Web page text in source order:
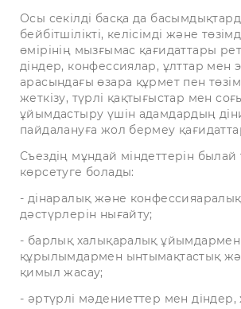
Осы секілді басқа да
бейбітшілікті, келісімді және
өмірінің мызғымас қағидаттары
діндер, конфессиялар, ұлттар мен
арасындағы өзара құрмет пен
жеткізу, түрлі қақтығыстар мен
ұйымдастыру үшін адамдардың
пайдалануға жол бермеу
Съездің мұндай міндеттерін былай
көрсетуге болады:
- дінаралық және
дәстүрлерін нығайту;
- барлық халықаралық
құрылымдармен ынтымақтастық
қимыл жасау;
- әртүрлі мәдениеттер мен діндер,